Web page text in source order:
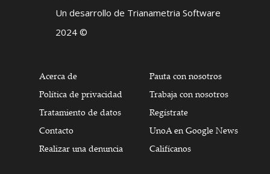
Un desarrollo de Trianametria Software
2024 ©
Acerca de
Política de privacidad
Tratamiento de datos
Contacto
Realizar una denuncia
Pauta con nosotros
Trabaja con nosotros
Regístrate
UnoA en Google News
Califícanos